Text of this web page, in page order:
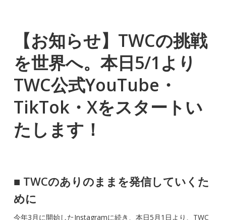
【お知らせ】TWCの挑戦
を世界へ。本日5/1より
TWC公式YouTube・
TikTok・Xをスタートい
たします！
■ TWCのありのままを発信していくた
めに
今年3月に開始したInstagramに続き、本日5月1日より、TWC